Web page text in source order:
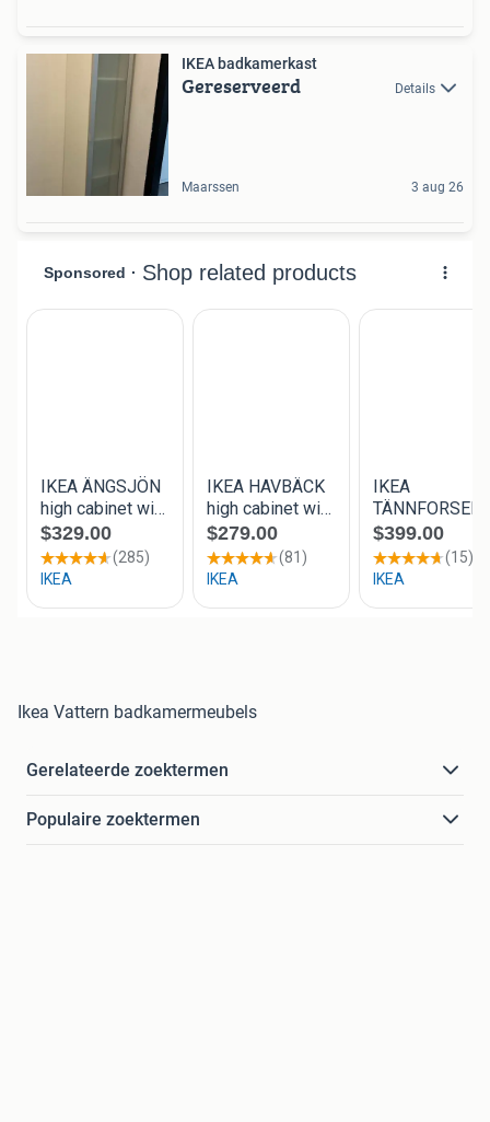
IKEA badkamerkast
Gereserveerd Details
Maarssen 3 aug 26
Ikea Vattern badkamermeubels
Gerelateerde zoektermen
Populaire zoektermen